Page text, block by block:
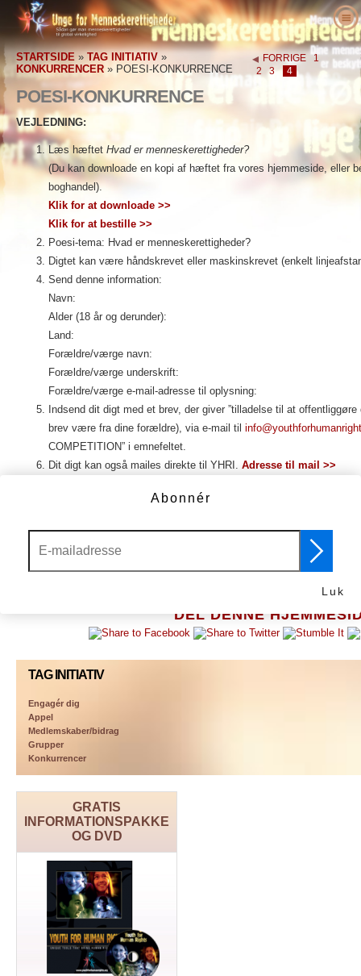
Om os
Hvad er Unge for Menneskerettigheder?
Vores formål
Historien om Unge for Menneskerettigheder
Ledere
Rådgivende komité
YHRI’s samarbejdspartnere
Proklamationer og anerkendelser
Hvad er menneskerettigheder?
Menneskerettigheder defineret
Baggrunden for menneskerettigheder
Verdenserklæringen om
Menneskerettighederne
Undervisere
Velkommen
Detaljer om undervisningspakken
Resultater fra undervisere
Pensum om menneskerettighederne
Programmer for undervisere
Implementering af programmet
Tag initiativ
Engagér dig
Appel
Medlemskaber/bidrag
Grupper
Forkæmpere for menneskerettigheder
Forkæmpere for menneskerettigheder
Menneskerettigheds-organisationer
Krænkelser af menneskerettighederne
Nyheder
Bestilling
Kontakt
STARTSIDE » TAG INITIATIV »
KONKURRENCER » POESI-KONKURRENCE
FORRIGE
1
2
3 4
DEL DENNE
TAG INITIATIV
Engagér dig
Appel
Medlemskaber/bidrag
Grupper
Konkurrencer
GRATIS
INFORMATIONSPAKKE
OG DVD
POESI-KONKURRENCE
VEJLEDNING:
Læs hæftet Hvad er menneskerettigheder?
(Du kan downloade en kopi af hæftet fra vores hjemmeside, eller
boghandel).
Klik for at downloade >>
Klik for at bestille >>
Poesi-tema: Hvad er menneskerettigheder?
Digtet kan være håndskrevet eller maskinskrevet (enkelt
Send denne information:
Navn:
Alder (18 år og derunder):
Land:
Forældre/værge navn:
Forældre/værge underskrift:
Forældre/værge e-mail-adresse til oplysning:
Indsend dit digt med et brev, der giver ”tilladelse til at
brev være fra dine forældre), via e-mail til
COMPETITION” i emnefeltet.
Dit digt kan også mailes direkte til YHRI. Adresse til mail >>
Alle digte vil komme i betragtning til YHRI hjemmesiden. Desværre, på
indsendte digte, vil kun et udvalg af digtene, blive lagt på vores
Abonnér
Luk